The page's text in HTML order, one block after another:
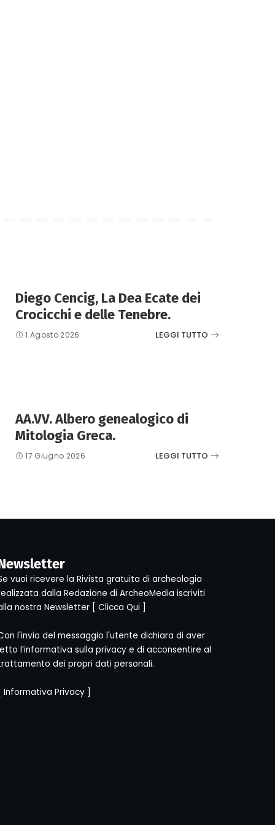
Diego Cencig, La Dea Ecate dei
Crocicchi e delle Tenebre.
1 Agosto 2026 LEGGI TUTTO
AA.VV. Albero genealogico di
Mitologia Greca.
17 Giugno 2026 LEGGI TUTTO
vuoi ricevere la Rivista gratuita di archeologia
dalla Redazione di ArcheoMedia iscriviti
nostra Newsletter [ Clicca Qui ]
l'invio del messaggio l'utente dichiara di aver
l’informativa sulla privacy e di acconsentire al
dei propri dati personali.
Informativa Privacy]